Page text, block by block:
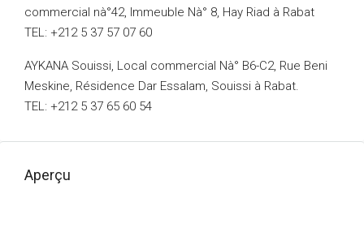
commercial nà°42, Immeuble Nà° 8, Hay Riad à Rabat
TEL: +212 5 37 57 07 60
AYKANA Souissi, Local commercial Nà° B6-C2, Rue Beni
Meskine, Résidence Dar Essalam, Souissi à Rabat.
TEL: +212 5 37 65 60 54
Aperçu